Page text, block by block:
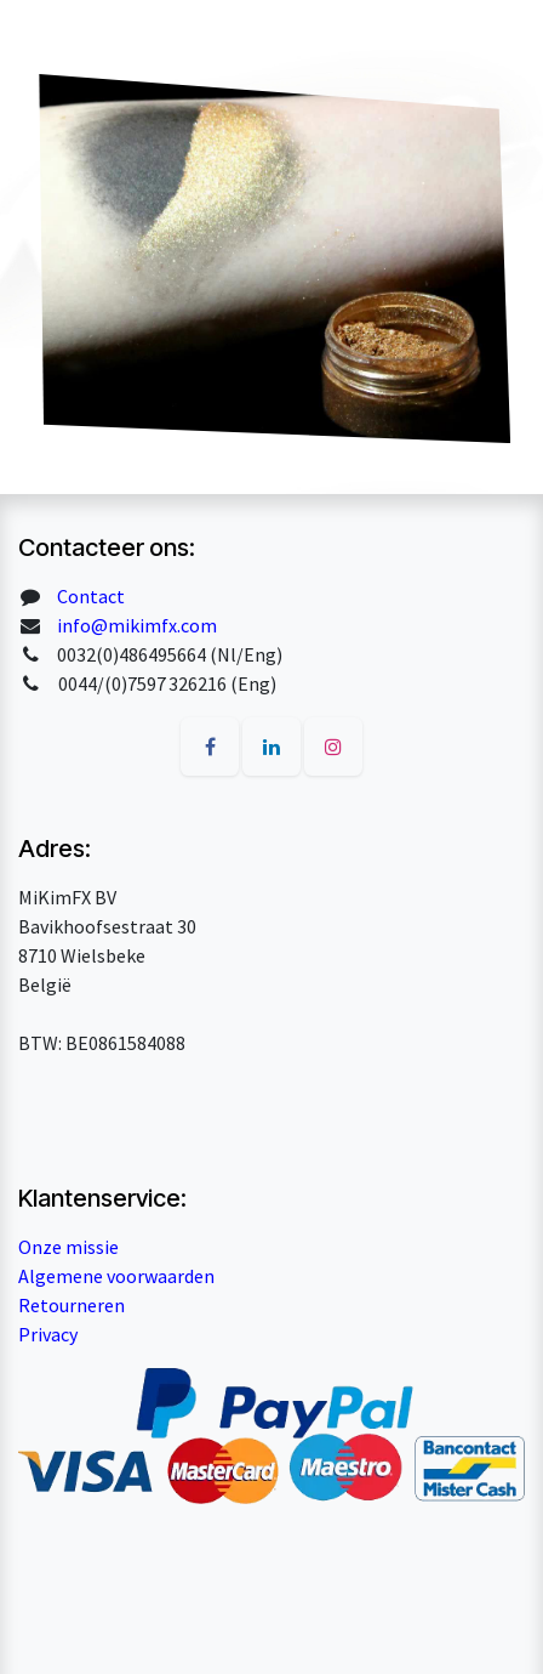
Contacteer ons:
Contact
info@mikimfx.com
0032(0)486495664 (Nl/Eng)
0044/(0)7597 326216 (Eng)
Adres:
MiKimFX BV
Bavikhoofsestraat 30
8710 Wielsbeke
België
BTW: BE0861584088
Klantenservice:
Onze missie
Algemene voorwaarden
Retourneren
Privacy